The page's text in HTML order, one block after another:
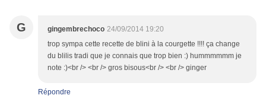
G gingembrechoco 24/09/2014 19:20
trop sympa cette recette de blini à la courgette !!!! ça change
du blilis tradi que je connais que trop bien :) hummmmmm je
note :)<br /> <br /> gros bisous<br /> <br /> ginger
Répondre